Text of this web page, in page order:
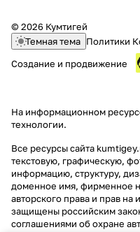
© 2026 Кумтигей
Темная тема Политики
Создание и продвижение
На информационном
технологии.
Все ресурсы сайта
текстовую, графическую,
информацию, структуру,
доменное имя, фирменное
авторского права и прав на
защищены российским
соглашениями об охране